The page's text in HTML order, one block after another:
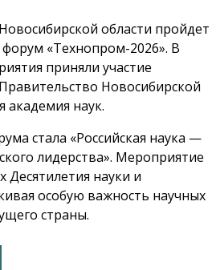
области пройдет
«Технопром-2026». В
приняли участие
Новосибирской
академия наук.
стала «Российская наука —
лидерства». Мероприятие
Десятилетия науки и
особую важность научных
страны.